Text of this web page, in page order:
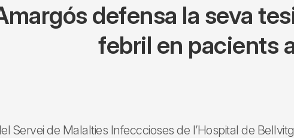
defensa la seva
febril en pacients
Servei de Malalties Infecccioses de l’Hospital de